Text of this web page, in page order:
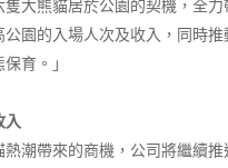
隻大熊貓居於公園的契機，全
公園的入場人次及收入，同時
育。」
入
熱潮帶來的商機，公司將繼續